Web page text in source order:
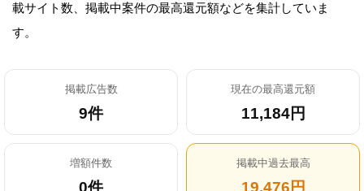
載サイト数、掲載中案件の最高還元額などを集計していま
す。
掲載広告数
9件
現在の最高還元額
11,184円
増額件数
0件
掲載中過去最高
19,476円